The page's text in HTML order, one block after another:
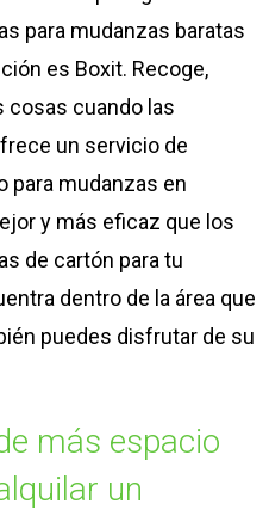
para mudanzas baratas
es Boxit. Recoge,
cosas cuando las
un servicio de
para mudanzas en
y más eficaz que los
de cartón para tu
dentro de la área que
puedes disfrutar de su
más espacio
un